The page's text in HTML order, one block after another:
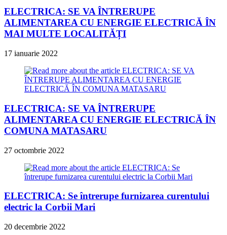
ELECTRICA: SE VA ÎNTRERUPE
ALIMENTAREA CU ENERGIE ELECTRICĂ ÎN
MAI MULTE LOCALITĂȚI
17 ianuarie 2022
ELECTRICA: SE VA ÎNTRERUPE
ALIMENTAREA CU ENERGIE ELECTRICĂ ÎN
COMUNA MATASARU
27 octombrie 2022
ELECTRICA: Se întrerupe furnizarea curentului
electric la Corbii Mari
20 decembrie 2022